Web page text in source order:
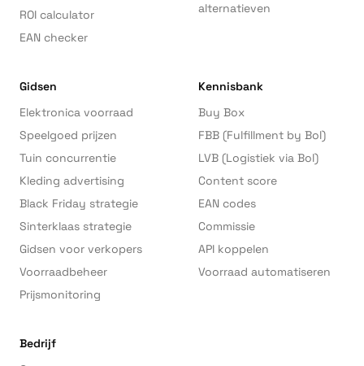
ROI calculator
EAN checker
alternatieven
Gidsen
Elektronica voorraad
Speelgoed prijzen
Tuin concurrentie
Kleding advertising
Black Friday strategie
Sinterklaas strategie
Gidsen voor verkopers
Voorraadbeheer
Prijsmonitoring
Kennisbank
Buy Box
FBB (Fulfillment by Bol)
LVB (Logistiek via Bol)
Content score
EAN codes
Commissie
API koppelen
Voorraad automatiseren
Bedrijf